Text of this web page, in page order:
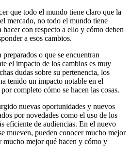
que todo el mundo tiene claro que la
mercado, no todo el mundo tiene
con respecto a ello y cómo deben
a esos cambios.
o que se encuentran
el impacto de los cambios es muy
dudas sobre su pertenencia, los
tenido un impacto notable en el
completo cómo se hacen las cosas.
nuevas oportunidades y nuevos
por novedades como el uso de los
eficiente de audiencias. En el nuevo
mueven, pueden conocer mucho mejor
mucho mejor qué hacen y cómo y